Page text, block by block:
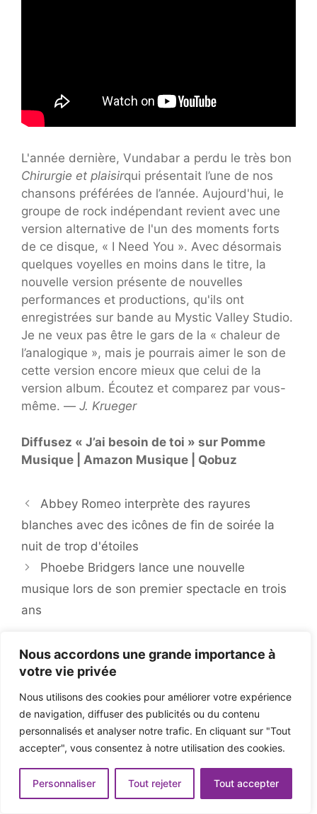
Nous accordons une grande importance à
votre vie privée
Nous utilisons des cookies pour améliorer votre expérience
de navigation, diffuser des publicités ou du contenu
personnalisés et analyser notre trafic. En cliquant sur "Tout
accepter", vous consentez à notre utilisation des cookies.
Personnaliser Tout rejeter Tout accepter
L'année dernière, Vundabar a perdu le très bon
Chirurgie et plaisirqui présentait l’une de nos
chansons préférées de l’année. Aujourd'hui, le
groupe de rock indépendant revient avec une
version alternative de l'un des moments forts
de ce disque, « I Need You ». Avec désormais
quelques voyelles en moins dans le titre, la
nouvelle version présente de nouvelles
performances et productions, qu'ils ont
enregistrées sur bande au Mystic Valley Studio.
Je ne veux pas être le gars de la « chaleur de
l’analogique », mais je pourrais aimer le son de
cette version encore mieux que celui de la
version album. Écoutez et comparez par vous-
même. — J. Krueger
Diffusez « J’ai besoin de toi » sur Pomme
Musique
Amazon Musique Qobuz
Abbey Romeo interprète des rayures
blanches avec des icônes de fin de soirée la
nuit de trop d'étoiles
Phoebe Bridgers lance une nouvelle
musique lors de son premier spectacle en trois
ans
Solidays 2024 : concert de Mika